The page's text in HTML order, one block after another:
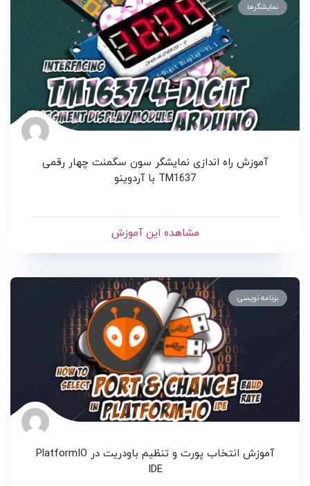
نمایشگرها
آموزش راه اندازی نمایشگر سون سگمنت چهار رقمی
TM1637 با آردوینو
مشاهده این آموزش
برنامه نویسی
آموزش انتخاب پورت و تنظیم باودریت در PlatformIO
IDE